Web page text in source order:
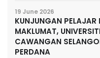
19 June 2026
KUNJUNGAN PELAJAR
MAKLUMAT,
CAWANGAN
PERDANA